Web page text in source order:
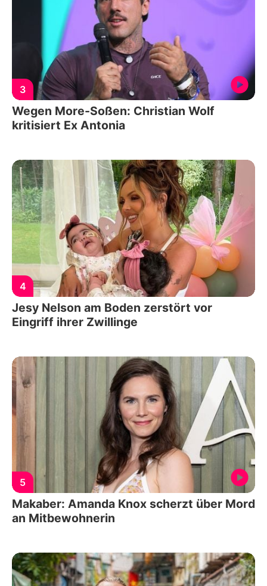
3
Wegen More-Soßen: Christian Wolf
kritisiert Ex Antonia
4
Jesy Nelson am Boden zerstört vor
Eingriff ihrer Zwillinge
5
Makaber: Amanda Knox scherzt über Mord
an Mitbewohnerin